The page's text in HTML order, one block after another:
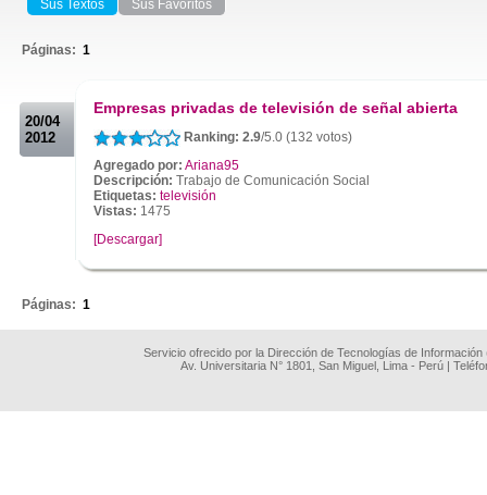
Sus Textos Sus Favoritos
Páginas: 1
20/04
2012
Empresas privadas de televisión de señal abierta
Ranking: 2.9/5.0 (132 votos)
Agregado por: Ariana95
Descripción: Trabajo de Comunicación Social
Etiquetas: televisión
Vistas: 1475
[Descargar]
Páginas: 1
Servicio ofrecido por la Dirección de Tecnologías de
Av. Universitaria N° 1801, San Miguel, Lima - Perú |